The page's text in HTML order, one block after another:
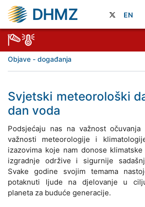
DHMZ EN
Objave - događanja
Svjetski meteorološki
dan voda
Podsjećaju nas na važnost
važnosti meteorologije i
izazovima koje nam donose
izgradnje održive i sigurnije
Svake godine svojim temama
potaknuti ljude na djelovanje u
planeta za buduće generacije.